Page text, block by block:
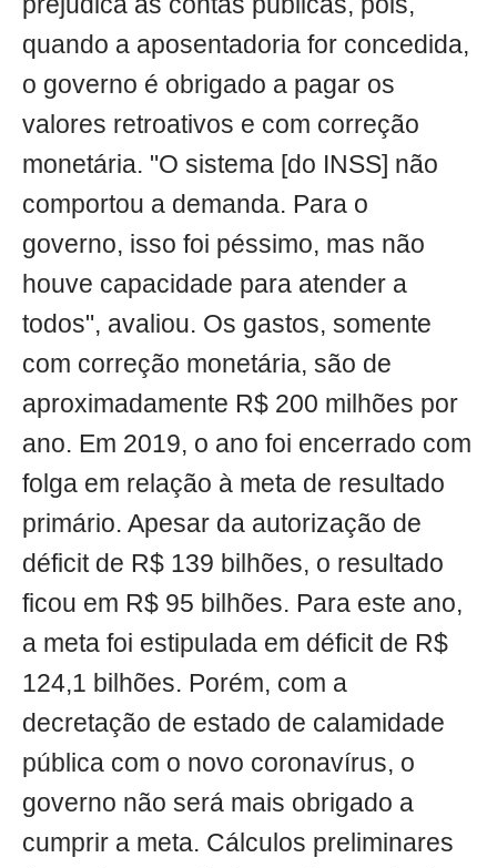
quando a aposentadoria for concedida,
o governo é obrigado a pagar os
valores retroativos e com correção
monetária. "O sistema [do INSS] não
comportou a demanda. Para o
governo, isso foi péssimo, mas não
houve capacidade para atender a
todos", avaliou. Os gastos, somente
com correção monetária, são de
aproximadamente R$ 200 milhões por
ano. Em 2019, o ano foi encerrado com
folga em relação à meta de resultado
primário. Apesar da autorização de
déficit de R$ 139 bilhões, o resultado
ficou em R$ 95 bilhões. Para este ano,
a meta foi estipulada em déficit de R$
124,1 bilhões. Porém, com a
decretação de estado de calamidade
pública com o novo coronavírus, o
governo não será mais obrigado a
cumprir a meta. Cálculos preliminares